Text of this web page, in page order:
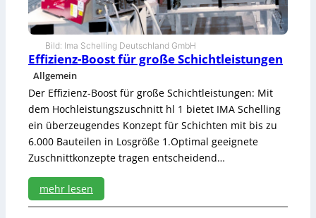
m
a
r
c
a
b
e
r
u
l
n
Bild: Ima Schelling Deutschland GmbH
Effizienz-Boost für große Schichtleistungen
Allgemein
Der Effizienz-Boost für große Schichtleistungen: Mit
dem Hochleistungszuschnitt hl 1 bietet IMA Schelling
ein überzeugendes Konzept für Schichten mit bis zu
6.000 Bauteilen in Losgröße 1.Optimal geeignete
Zuschnittkonzepte tragen entscheidend…
mehr lesen
: